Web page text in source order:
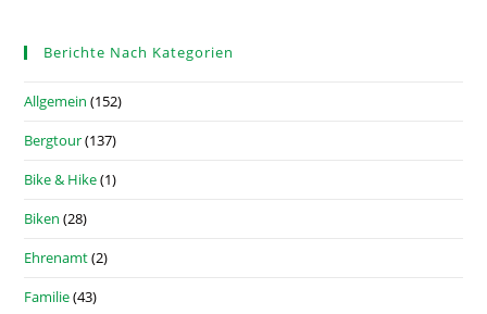
Berichte Nach Kategorien
Allgemein (152)
Bergtour(137)
Bike & Hike(1)
Biken (28)
Ehrenamt(2)
Familie(43)